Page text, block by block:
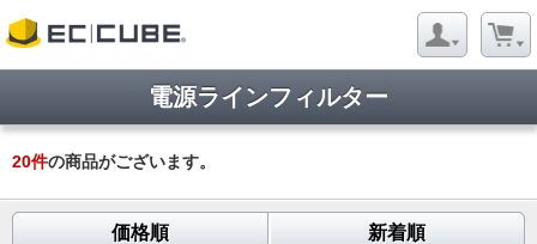
電源ラインフィルター
20件の商品がございます。
価格順 新着順